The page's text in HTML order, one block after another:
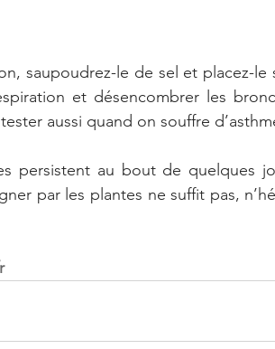
saupoudrez-le de sel et placez-le
et désencombrer les
aussi quand on souffre
persistent au bout de quelques
par les plantes ne suffit pas,